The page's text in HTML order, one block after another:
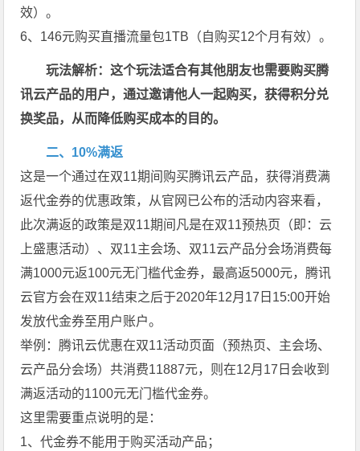
效）。
6、146元购买直播流量包1TB（自购买12个月有效）。
玩法解析：这个玩法适合有其他朋友也需要购买腾
讯云产品的用户，通过邀请他人一起购买，获得积分兑
换奖品，从而降低购买成本的目的。
二、10%满返
这是一个通过在双11期间购买腾讯云产品，获得消费满
返代金券的优惠政策，从官网已公布的活动内容来看，
此次满返的政策是双11期间凡是在双11预热页（即：云
上盛惠活动）、双11主会场、双11云产品分会场消费每
满1000元返100元无门槛代金券，最高返5000元，腾讯
云官方会在双11结束之后于2020年12月17日15:00开始
发放代金券至用户账户。
举例：腾讯云优惠在双11活动页面（预热页、主会场、
云产品分会场）共消费11887元，则在12月17日会收到
满返活动的1100元无门槛代金券。
这里需要重点说明的是：
1、代金券不能用于购买活动产品；